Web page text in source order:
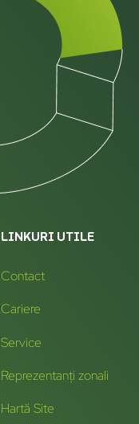
LINKURI UTILE
Contact
Cariere
Service
Reprezentanți zonali
Hartă Site